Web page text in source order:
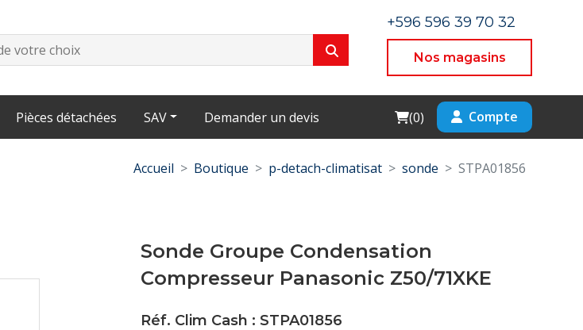
+596 596 39 70 32
Nos magasins
Pièces détachées SAV Demander un devis Cart
(0) Compte
Accueil Boutique p-detach-climatisat sonde STPA01856
Sonde Groupe Condensation
Compresseur Panasonic Z50/71XKE
Réf. Clim Cash : STPA01856